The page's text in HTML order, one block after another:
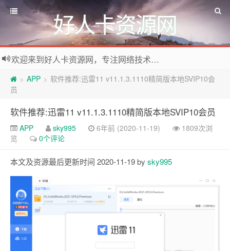
好人卡资源网
欢迎来到好人卡资源网，专注网络技术资源收集，我们不仅是网络资源的搬运工，也生产原创资源。寻找资源请留言或关注公众号:烈日下的男人
> APP > 软件推荐:迅雷11 v11.1.3.1110精简版本地SVIP10会
员
软件推荐:迅雷11 v11.1.3.1110精简版本地SVIP10会员
APP sky995 6年前 (2020-11-19)
1809次浏
览
0个评论
本文及资源最后更新时间 2020-11-19 by sky995